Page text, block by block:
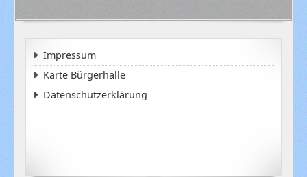
Impressum
Karte Bürgerhalle
Datenschutzerklärung